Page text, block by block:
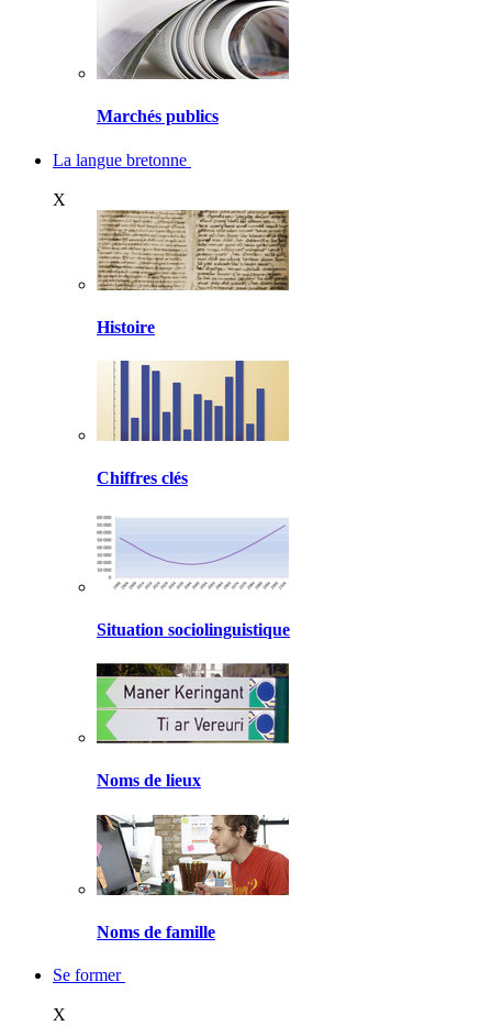
Marchés publics
La langue bretonne
X
Histoire
Chiffres clés
Situation sociolinguistique
Noms de lieux
Noms de famille
Se former
X